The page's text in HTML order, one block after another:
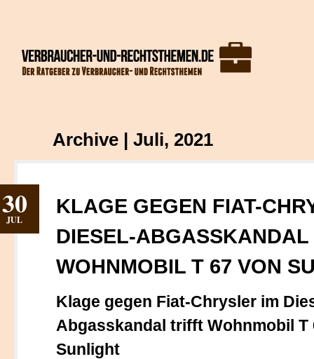
Archive | Juli, 2021
KLAGE GEGEN FIAT-
DIESEL-ABGASSKANDAL
WOHNMOBIL T 67 VON
30
JUL
Klage gegen Fiat-Chrysler im
Abgasskandal trifft Wohnmobil T
Sunlight